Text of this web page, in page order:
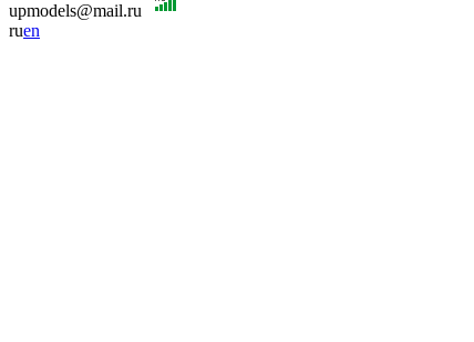
upmodels@mail.ru
ruen